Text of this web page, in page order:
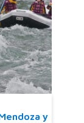
y